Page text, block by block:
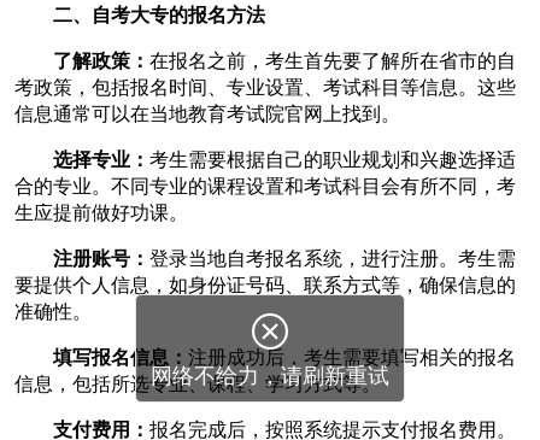
二、自考大专的报名方法
了解政策： 在报名之前，考生首先要了解所在省市的自
考政策，包括报名时间、专业设置、考试科目等信息。这些
信息通常可以在当地教育考试院官网上找到。
选择专业： 考生需要根据自己的职业规划和兴趣选择适
合的专业。不同专业的课程设置和考试科目会有所不同，考
生应提前做好功课。
注册账号： 登录当地自考报名系统，进行注册。考生需
要提供个人信息，如身份证号码、联系方式等，确保信息的
准确性。
填写报名信息： 注册成功后，考生需要填写相关的报名
信息，包括所选专业、课程、学习方式等。
支付费用： 报名完成后，按照系统提示支付报名费用。

网络不给力，请刷新重试